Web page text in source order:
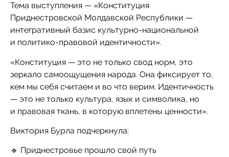
Тема выступления — «Конституция
Приднестровской Молдавской Республики —
интегративный базис культурно-национальной
и политико-правовой идентичности».
«Конституция — это не только свод норм, это
зеркало самоощущения народа. Она фиксирует то,
кем мы себя считаем и во что верим. Идентичность
— это не только культура, язык и символика, но
и правовая ткань, в которую вплетены ценности».
Виктория Бурла подчеркнула:
🔹 Приднестровье прошло свой путь